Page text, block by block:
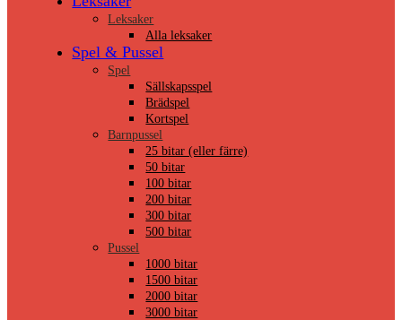
Leksaker
Alla leksaker
Spel & Pussel
Spel
Sällskapsspel
Brädspel
Kortspel
Barnpussel
25 bitar (eller färre)
50 bitar
100 bitar
200 bitar
300 bitar
500 bitar
Pussel
1000 bitar
1500 bitar
2000 bitar
3000 bitar